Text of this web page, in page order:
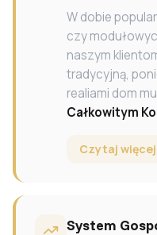
W dobie
czy
naszym
tradycyjną,
realiami dom
Całkowitym
Czytaj więcej
System